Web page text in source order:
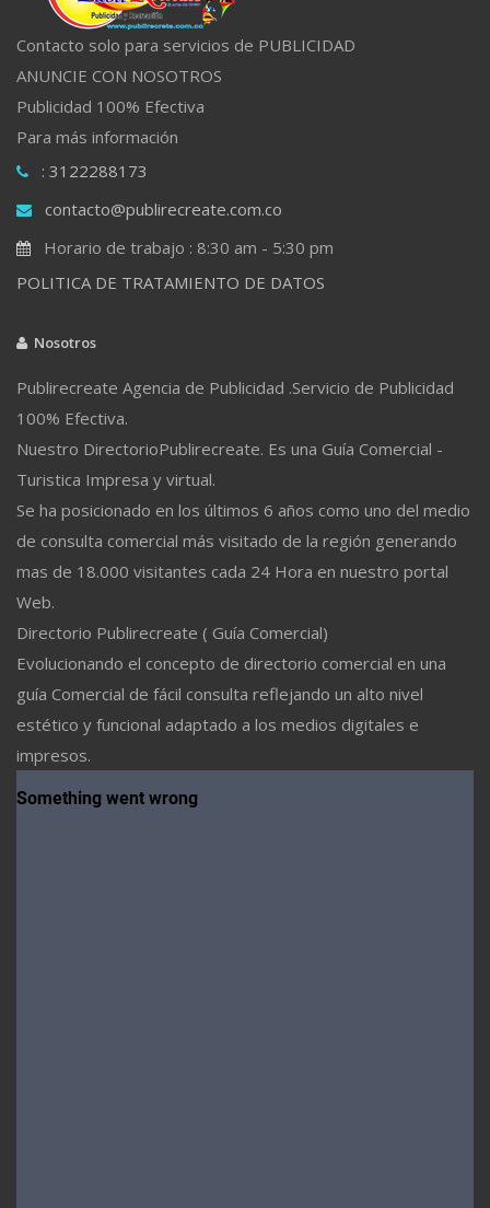
Contacto solo para servicios de PUBLICIDAD
ANUNCIE CON NOSOTROS
Publicidad 100% Efectiva
Para más información
: 3122288173
contacto@publirecreate.com.co
Horario de trabajo : 8:30 am - 5:30 pm
POLITICA DE TRATAMIENTO DE DATOS
Nosotros
Publirecreate Agencia de Publicidad .Servicio de Publicidad
100% Efectiva.
Nuestro DirectorioPublirecreate. Es una Guía Comercial -
Turistica Impresa y virtual.
Se ha posicionado en los últimos 6 años como uno del medio
de consulta comercial más visitado de la región generando
mas de 18.000 visitantes cada 24 Hora en nuestro portal
Web.
Directorio Publirecreate ( Guía Comercial)
Evolucionando el concepto de directorio comercial en una
guía Comercial de fácil consulta reflejando un alto nivel
estético y funcional adaptado a los medios digitales e
impresos.